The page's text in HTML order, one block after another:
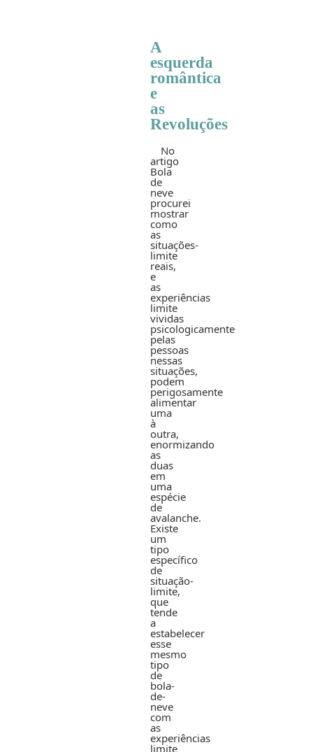
A
esquerda
romântica
e
as
Revoluções
No
artigo
Bola
de
neve
procurei
mostrar
como
as
situações-
limite
reais,
e
as
experiências
limite
vividas
psicologicamente
pelas
pessoas
nessas
situações,
podem
perigosamente
alimentar
uma
à
outra,
enormizando
as
duas
em
uma
espécie
de
avalanche.
Existe
um
tipo
específico
de
situação-
limite,
que
tende
a
estabelecer
esse
mesmo
tipo
de
bola-
de-
neve
com
as
experiências
limite